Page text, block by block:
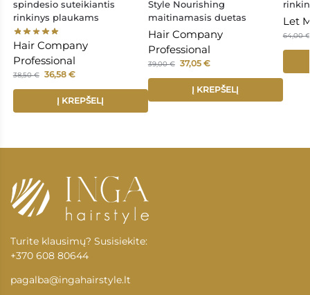
spindesio suteikiantis
rinkinys plaukams
Hair Company
Professional
38,50€ 36,58 €
Į KREPŠELĮ
Style Nourishing
maitinamasis duetas
Hair Company
Professional
39,00€ 37,05 €
Į KREPŠELĮ
Let
64,00€
Turite klausimų? Susisiekite:
+370 608 80644
pagalba@ingahairstyle.lt